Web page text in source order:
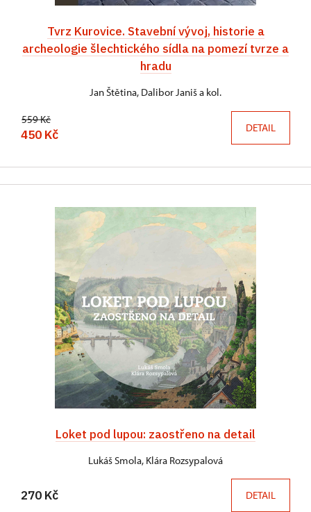
Tvrz Kurovice. Stavební vývoj, historie a
archeologie šlechtického sídla na pomezí tvrze a
hradu
Jan Štětina, Dalibor Janiš a kol.
559 Kč
450 Kč DETAIL
Loket pod lupou: zaostřeno na detail
Lukáš Smola, Klára Rozsypalová
270 Kč DETAIL